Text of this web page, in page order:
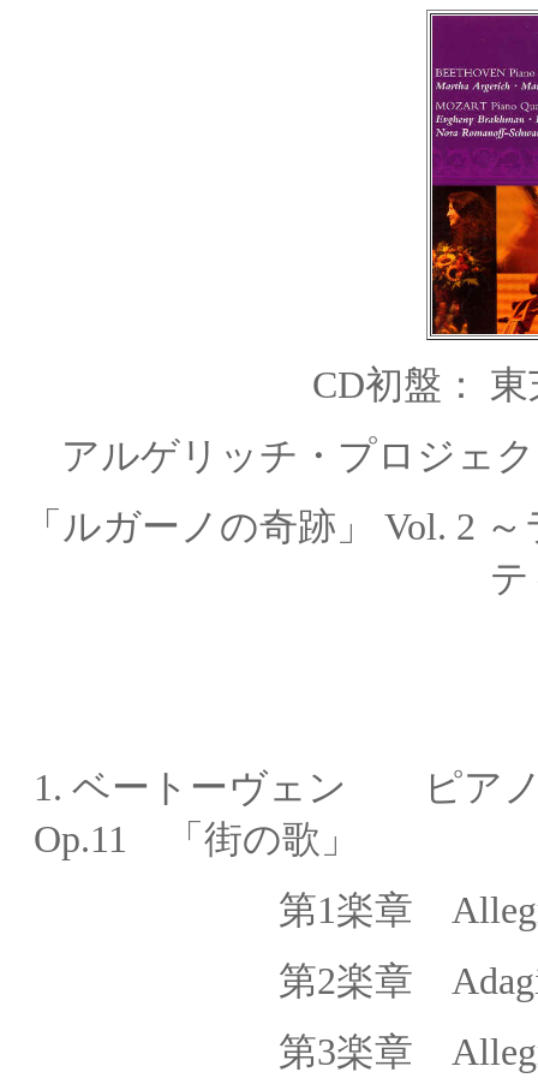
CD初盤： 東
アルゲリッチ・プロジェ
「ルガーノの奇跡」 Vol. 2
1. ベートーヴェン ピア
Op.11 「街の歌」
第1楽章
第2楽章
第3楽章